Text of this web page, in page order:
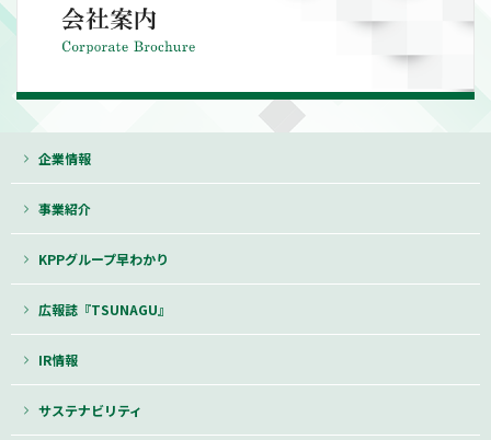
企業情報
事業紹介
KPPグループ早わかり
広報誌『TSUNAGU』
IR情報
サステナビリティ